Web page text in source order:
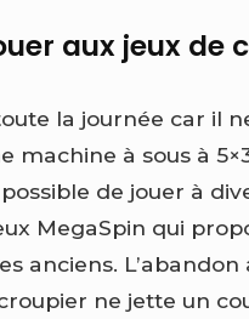
aux jeux
la journée car il
machine à sous à
de jouer à
MegaSpin qui
anciens.
ne jette un